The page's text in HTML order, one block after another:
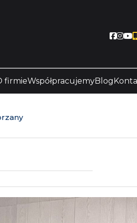
firmieWspółpracujemyBlog